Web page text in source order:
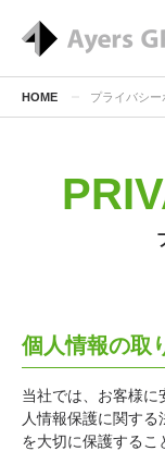
HOME プライバシー
個人情報の取
当社では、お客様に
人情報保護に関す
を大切に保護するこ